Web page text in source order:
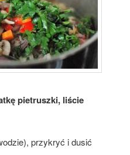
pietruszki, liście
przykryć i dusić